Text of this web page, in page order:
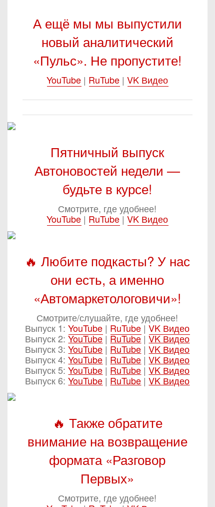
А ещё мы мы выпустили
новый аналитический
«Пульс». Не пропустите!
YouTube | RuTube |VK Видео
Пятничный выпуск
Автоновостей недели —
будьте в курсе!
Смотрите, где удобнее!
YouTube | RuTube|VK Видео
🔥 Любите подкасты? У нас
они есть, а именно
«Автомаркетологовичи»!
Смотрите/слушайте, где удобнее!
Выпуск 1:YouTube | RuTube|VK Видео
Выпуск 2:YouTube| RuTube|VK Видео
Выпуск 3:YouTube | RuTube |VK Видео
Выпуск 4:YouTube | RuTube |VK Видео
Выпуск 5:YouTube | RuTube |VK Видео
Выпуск 6:YouTube | RuTube |VK Видео
🔥 Также обратите
внимание на возвращение
формата «Разговор
Первых»
Смотрите, где удобнее!